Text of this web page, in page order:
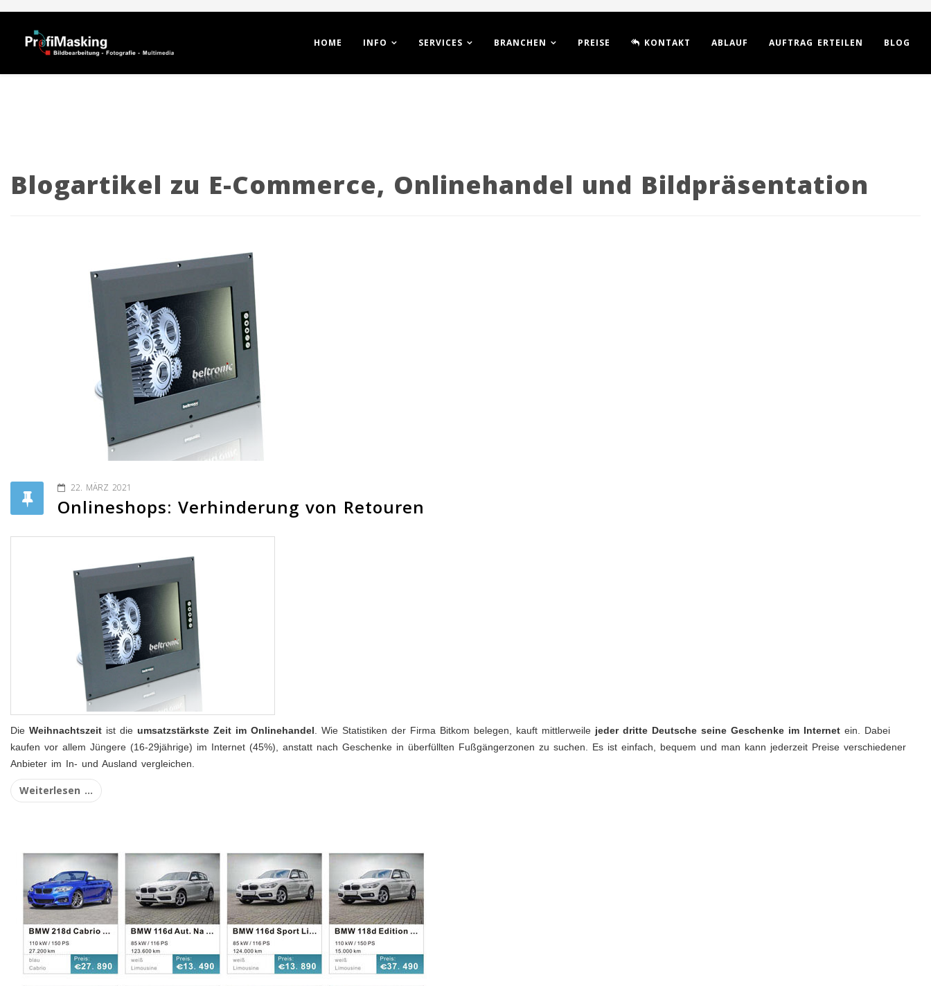
HOME INFO SERVICES BRANCHEN PREISE KONTAKT ABLAUF AUFTRAG ERTEILEN BLOG
Blogartikel zu E-Commerce, Onlinehandel und Bildpräsentation
22. MÄRZ 2021
Onlineshops: Verhinderung von Retouren
Die Weihnachtszeit ist die umsatzstärkste Zeit im Onlinehandel . Wie Statistiken der Firma Bitkom belegen, kauft mittlerweile jeder dritte Deutsche seine Geschenke im Internet ein. Dabei
kaufen vor allem Jüngere (16-29jährige) im Internet (45%), anstatt nach Geschenke in überfüllten Fußgängerzonen zu suchen. Es ist einfach, bequem und man kann jederzeit Preise verschiedener
Anbieter im In- und Ausland vergleichen.
Weiterlesen ...